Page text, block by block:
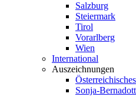
Salzburg
Steiermark
Tirol
Vorarlberg
Wien
International
Auszeichnungen
Sonja-